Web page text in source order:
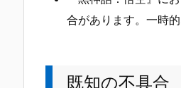
合があります。一時
既知の不具合